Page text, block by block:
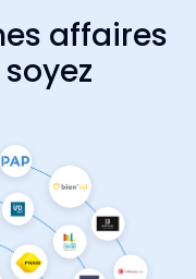
affaires